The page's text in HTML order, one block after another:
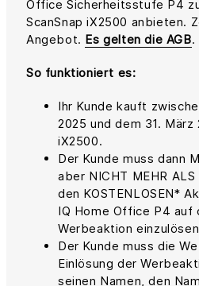
Office Sicherheitsstufe P4
ScanSnap iX2500 anbieten.
Angebot. Es gelten die AGB.
So funktioniert es:
Ihr Kunde kauft
2025 und dem 31. März
iX2500.
Der Kunde muss dann
aber NICHT MEHR
den KOSTENLOSEN*
IQ Home Office P4 auf
Werbeaktion
Der Kunde muss die
Einlösung der
seinen Namen, den